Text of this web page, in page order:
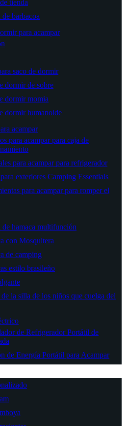
tienda
barbacoa
para acampar
saco de dormir
dormir de sobre
dormir momia
dormir humanoide
acampar
para acampar para caja de
para acampar para refrigerador
exteriores Camping Essentials
para acampar para romper el
de hamaca multifunción
con Mosquitera
de camping
estilo brasileño
la silla de los niños que cuelga del
de Refrigerador Portátil de
de Energía Portátil para Acampar